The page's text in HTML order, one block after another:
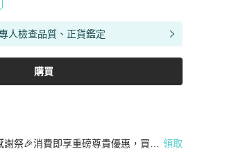
人檢查品質、正貨鑑定
購買
祭🎉消費即享重磅尊貴優惠，買越
領取